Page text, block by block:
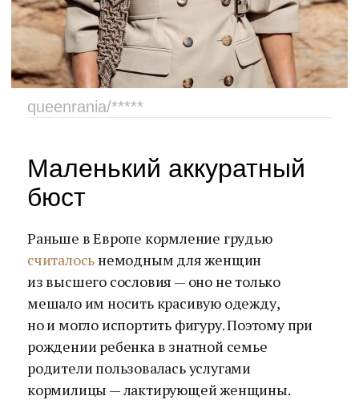
queenrania/*****
Маленький аккуратный
бюст
Раньше в Европе кормление грудью
считалось немодным для женщин
из высшего сословия — оно не только
мешало им носить красивую одежду,
но и могло испортить фигуру. Поэтому при
рождении ребенка в знатной семье
родители пользовалась услугами
кормилицы — лактирующей женщины.